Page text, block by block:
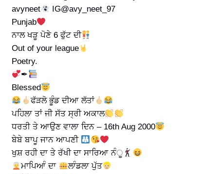
avyneet
IG@avy_neet_97
Punjab
ਨਾਲ ਖੜੂ ਪੋਣੇ 6 ਫੁੱਟ ਦੀ
Out of your league
Poetry.
✒
Blessed
ਫੱੜਲੋ ਭੂੰਡ ਦੀਆ ਲੱਤਾਂ
ਪਹਿਲਾ ਤਾਂ ਜੀ ਸੱਤ ਸ੍ਰੀ ਅਕਾਲ
ਧਰਤੀ ਤੇ ਆਉਣ ਵਾਲਾ ਦਿਨ – 16th Aug 2000
ਬੇਬੇ ਬਾਪੂ ਜਾਨ ਆਪਣੀ
ਖੁਸ਼ ਰਹੀ ਦਾ ਤੇ ਰੱਖੀ ਦਾ ਸਾਰਿਆ ਨੰੂ
ਮਾਪਿਆੰ ਦਾ
ਲਾੰਡਲਾ ਪੁੱਤ